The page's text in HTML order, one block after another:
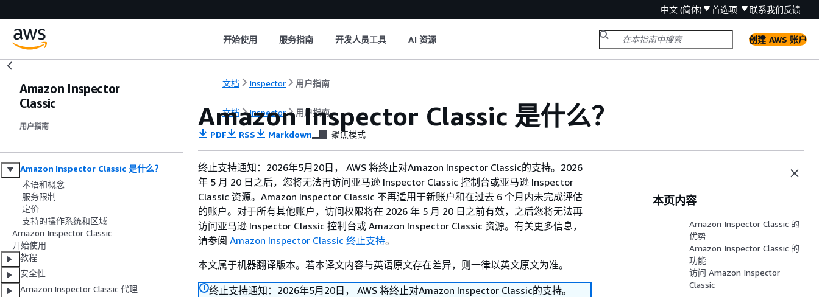
中文 (简体) 首选项 联系我们反馈
开始使用 服务指南 开发人员工具 AI 资源 创建 AWS 账户
Amazon Inspector
Classic
用户指南
Amazon Inspector Classic 是什么？
术语和概念
服务限制
定价
支持的操作系统和区域
Amazon Inspector Classic
开始使用
教程
安全性
Amazon Inspector Classic 代理
文档 Inspector 用户指南
文档 Inspector 用户指南
Amazon Inspector Classic 是什么？
PDF RSS Markdown 聚焦模式
终止支持通知：2026年5月20日， AWS 将终止对Amazon Inspector Classic的支持。2026
年 5 月 20 日之后，您将无法再访问亚马逊 Inspector Classic 控制台或亚马逊 Inspector
Classic 资源。Amazon Inspector Classic 不再适用于新账户和在过去 6 个月内未完成评估
的账户。对于所有其他账户，访问权限将在 2026 年 5 月 20 日之前有效，之后您将无法再
访问亚马逊 Inspector Classic 控制台或 Amazon Inspector Classic 资源。有关更多信息，
请参阅 Amazon Inspector Classic 终止支持。
本文属于机器翻译版本。若本译文内容与英语原文存在差异，则一律以英文原文为准。
终止支持通知：2026年5月20日， AWS 将终止对Amazon Inspector Classic的支持。
本页内容
Amazon Inspector Classic 的
优势
Amazon Inspector Classic 的
功能
访问 Amazon Inspector
Classic